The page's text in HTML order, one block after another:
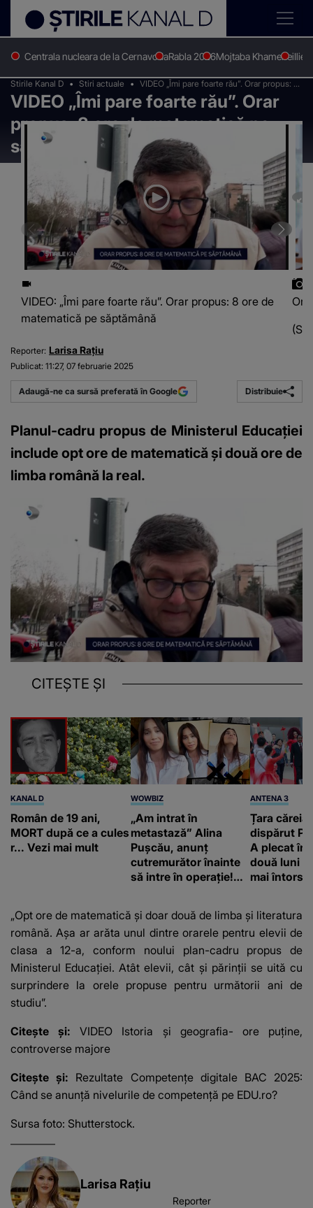
Centrala nucleara de la CernavodaRabla 2026Mojtaba KhameneiIlie
Stirile Kanal D Stiri actuale
VIDEO „Îmi pare foarte rău”. Orar propus: 8
ore de matematică pe săptămână
VIDEO „Îmi pare foarte rău”. Orar
propus: 8 ore de matematică pe
săptămână
VIDEO: „Îmi pare foarte rău”. Orar propus: 8 ore de
matematică pe săptămână
Reporter: Larisa Rațiu
Publicat: 11:27, 07 februarie 2025
Adaugă-ne ca sursă preferată în Google Distribuie
Planul-cadru propus de Ministerul Educației
include opt ore de matematică și două ore de
limba română la real.
CITEȘTE ȘI
KANAL D
Român de 19 ani,
MORT după ce a cules
r... Vezi mai mult
WOWBIZ
„Am intrat în
metastază” Alina
Pușcău, anunț
cutremurător înainte
să intre în operație!
fanilor
ANTENA 3
Țara căreia
dispărut
A plecat în
două luni
mai întors
„Opt ore de matematică și doar două de limba și literatura
română. Așa ar arăta unul dintre orarele pentru elevii de
clasa a 12-a, conform noului plan-cadru propus de
Ministerul Educației. Atât elevii, cât și părinții se uită cu
surprindere la orele propuse pentru următorii ani de
studiu”.
Citește și:VIDEO Istoria și geografia- ore puține,
controverse majore
Citește și: Rezultate Competențe digitale BAC 2025:
Când se anunță nivelurile de competență pe EDU.ro?
Sursa foto: Shutterstock.
Larisa Rațiu
Reporter